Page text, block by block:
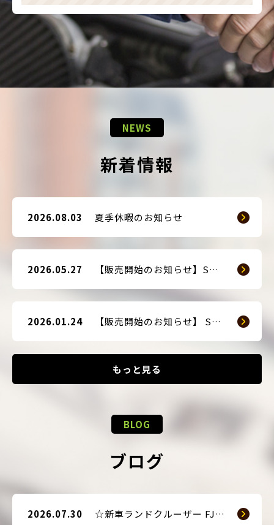
NEWS
新着情報
もっと見る
2026.08.03 夏季休暇のお知らせ
2026.05.27 【販売開始のお知らせ】SMART GUARD 3
2026.01.24 【販売開始のお知らせ】 SMART BLOCKER 2nd-Edition Plus
BLOG
ブログ
2026.07.30 ☆新車ランドクルーザー FJ（TRJ240） × Argus D1 & 前後ドライブレコーダー取付☆